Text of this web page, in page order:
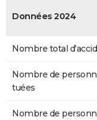
Données 2024
Nombre total
Nombre de
tuées
Nombre de